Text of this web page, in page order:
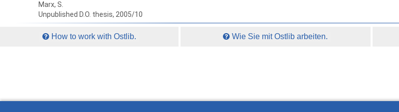
Marx, S.
Unpublished D.O. thesis, 2005/10
How to work with Ostlib. Wie Sie mit Ostlib arbeiten.